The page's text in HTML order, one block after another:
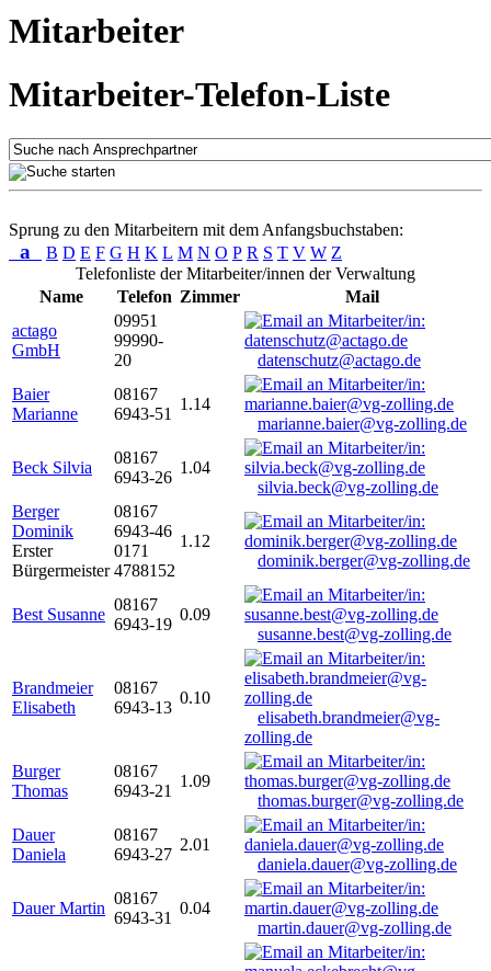
Mitarbeiter
Mitarbeiter-Telefon-Liste
Sprung zu den Mitarbeitern mit dem Anfangsbuchstaben:
a B D E F G H K L M N O P R S T V W Z
Telefonliste der Mitarbeiter/innen der Verwaltung
Name
Telefon Zimmer
Mail
actago
GmbH
09951
99990-
20
datenschutz@actago.de
Baier
Marianne
08167
6943-51
1.14
marianne.baier@vg-zolling.de
Beck Silvia
08167
6943-26
1.04
silvia.beck@vg-zolling.de
Berger
Dominik
Erster
Bürgermeister
08167
6943-46
0171
4788152
1.12
dominik.berger@vg-zolling.de
Best Susanne
08167
6943-19
0.09
susanne.best@vg-zolling.de
Brandmeier
Elisabeth
08167
6943-13
0.10
elisabeth.brandmeier@vg-
zolling.de
Burger
Thomas
08167
6943-21
1.09
thomas.burger@vg-zolling.de
Dauer
Daniela
08167
6943-27
2.01
daniela.dauer@vg-zolling.de
Dauer Martin
08167
6943-31
0.04
martin.dauer@vg-zolling.de